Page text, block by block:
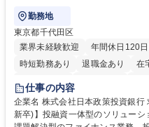
勤務地
東京都千代田区
業界未経験歓迎
年間休日120
時短勤務あり
退職金あり 在
駅近5分以内
食事補助あり
託児所あり
仕事の内容
企業名 株式会社日本政策投資銀行 求人名 【総合職/ポテンシャル採用(第2
新卒)】投融資一体型のソリューション提案 仕事の内容